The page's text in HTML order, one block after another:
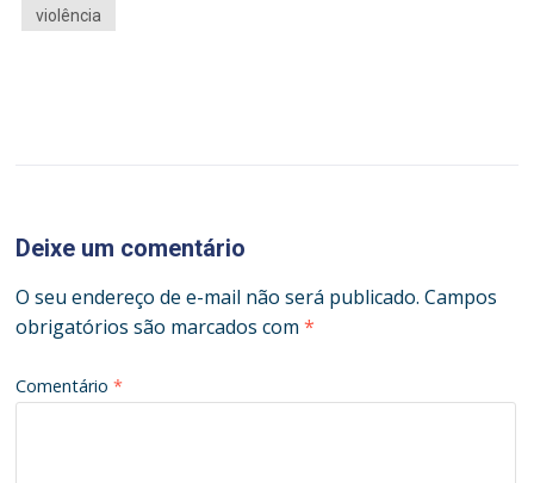
violência
Deixe um comentário
O seu endereço de e-mail não será publicado. Campos
obrigatórios são marcados com*
Comentário*